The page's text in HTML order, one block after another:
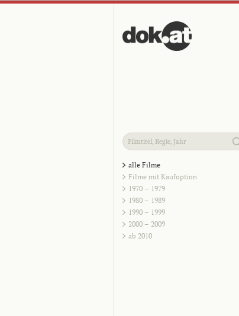
alle Filme
Filme mit Kaufoption
1970 – 1979
1980 – 1989
1990 – 1999
2000 – 2009
ab 2010